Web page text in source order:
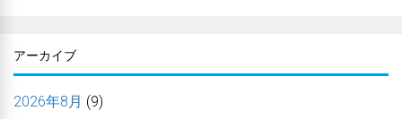
アーカイブ
2026年8月 (9)